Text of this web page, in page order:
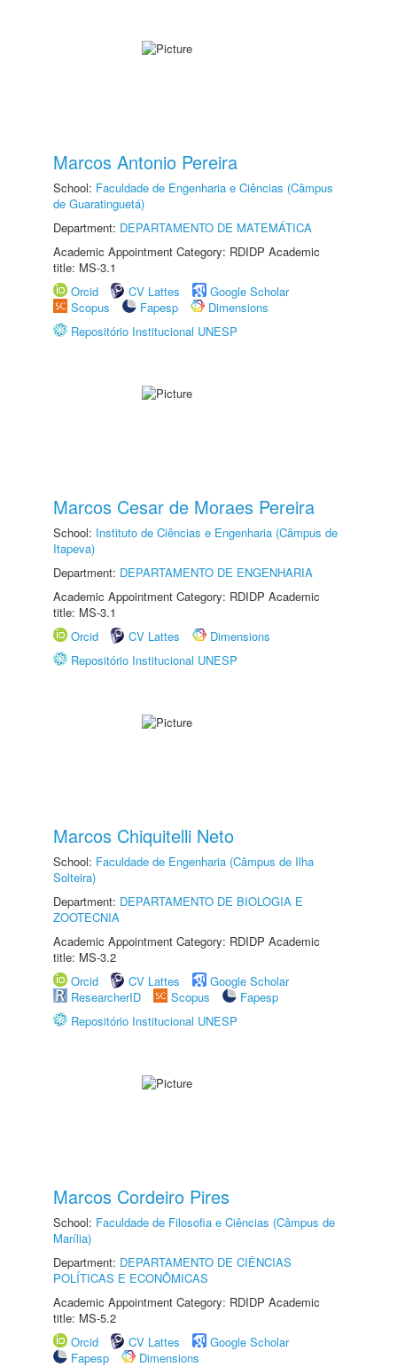
Marcos Antonio Pereira
School: Faculdade de Engenharia e Ciências (Câmpus
de Guaratinguetá)
Department: DEPARTAMENTO DE MATEMÁTICA
Academic Appointment Category: RDIDP Academic
title: MS-3.1
Orcid
CV Lattes
Google Scholar
Scopus
Fapesp
Dimensions
Repositório Institucional UNESP
Marcos Cesar de Moraes Pereira
School: Instituto de Ciências e Engenharia (Câmpus de
Itapeva)
Department: DEPARTAMENTO DE ENGENHARIA
Academic Appointment Category: RDIDP Academic
title: MS-3.1
Orcid
CV Lattes
Dimensions
Repositório Institucional UNESP
Marcos Chiquitelli Neto
School: Faculdade de Engenharia (Câmpus de Ilha
Solteira)
Department: DEPARTAMENTO DE BIOLOGIA E
ZOOTECNIA
Academic Appointment Category: RDIDP Academic
title: MS-3.2
Orcid
CV Lattes
Google Scholar
ResearcherID
Scopus
Fapesp
Repositório Institucional UNESP
Marcos Cordeiro Pires
School: Faculdade de Filosofia e Ciências (Câmpus de
Marília)
Department: DEPARTAMENTO DE CIÊNCIAS
POLÍTICAS E ECONÔMICAS
Academic Appointment Category: RDIDP Academic
title: MS-5.2
Orcid
CV Lattes
Google Scholar
Fapesp
Dimensions